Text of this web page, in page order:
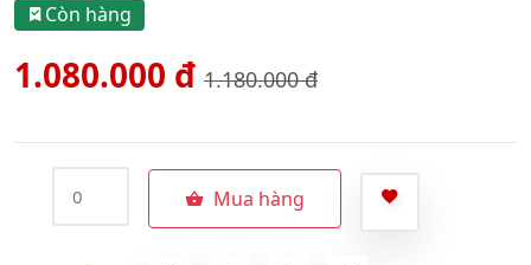
Còn hàng
1.080.000 đ 1.180.000 đ
Mua hàng